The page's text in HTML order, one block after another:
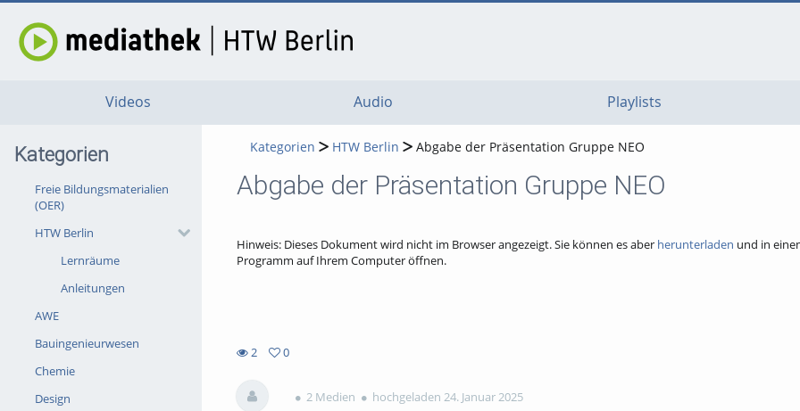
Videos Audio Playlists
Kategorien
Freie Bildungsmaterialien
(OER)
HTW Berlin
Lernräume
Anleitungen
AWE
Bauingenieurwesen
Chemie
Design
Kategorien HTW Berlin Abgabe der Präsentation Gruppe NEO
Abgabe der Präsentation Gruppe NEO
Hinweis: Dieses Dokument wird nicht im Browser angezeigt. Sie können es aber herunterladen und in
Programm auf Ihrem Computer öffnen.
2
views
0
favorites
2 Medien hochgeladen 24. Januar 2025